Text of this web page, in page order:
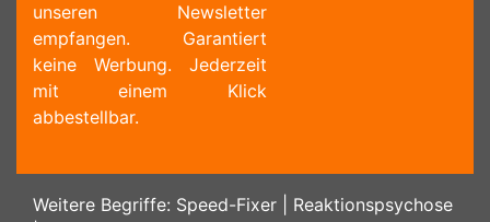
unseren Newsletter
empfangen. Garantiert
keine Werbung. Jederzeit
mit einem Klick
abbestellbar.
Weitere Begriffe: Speed-Fixer
Reaktionspsychose